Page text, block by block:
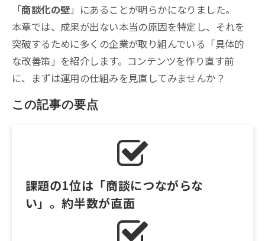
「商談化の壁」にあることが明らかになりました。
本章では、成果が出ない本当の原因を特定し、それを
突破するために多くの企業が取り組んでいる「具体的
な改善策」を紹介します。コンテンツを作り直す前
に、まずは運用の仕組みを見直してみませんか？
この記事の要点
課題の1位は「商談につながらな
い」。約半数が直面